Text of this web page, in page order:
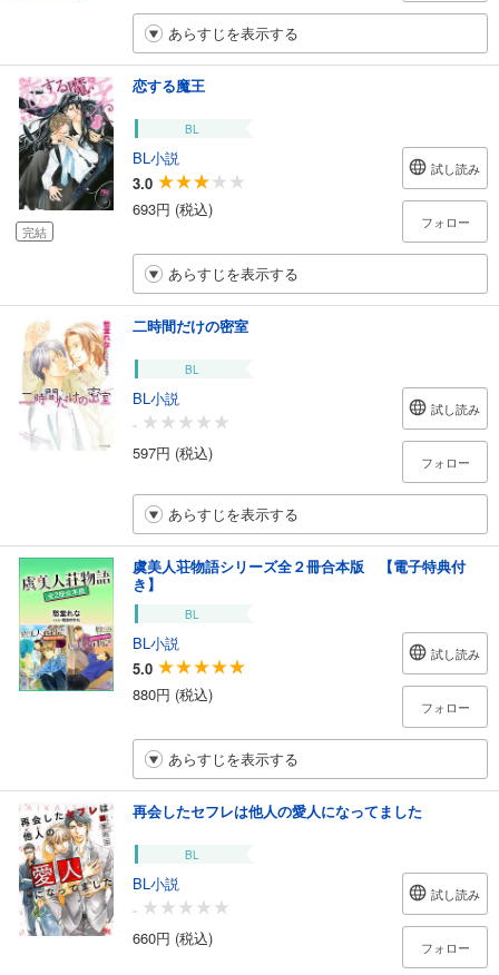
あらすじを表示する
完結
恋する魔王
BL
BL小説
3.0
693円 (税込)
試し読み
フォロー
あらすじを表示する
二時間だけの密室
BL
BL小説
-
597円 (税込)
試し読み
フォロー
あらすじを表示する
虞美人荘物語シリーズ全２冊合本版 【電子特典付
き】
BL
BL小説
5.0
880円 (税込)
試し読み
フォロー
あらすじを表示する
再会したセフレは他人の愛人になってました
BL
BL小説
-
660円 (税込)
試し読み
フォロー